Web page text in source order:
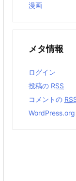
漫画
メタ情報
ログイン
投稿の RSS
コメントの
WordPress.org